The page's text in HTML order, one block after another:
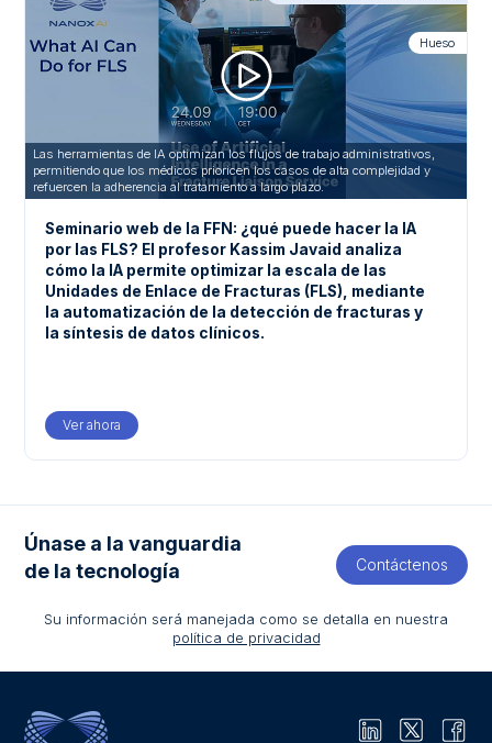
Hueso
Las herramientas de IA optimizan los flujos de trabajo administrativos,
permitiendo que los médicos prioricen los casos de alta complejidad y
refuercen la adherencia al tratamiento a largo plazo.
Seminario web de la FFN: ¿qué puede hacer la IA
por las FLS? El profesor Kassim Javaid analiza
cómo la IA permite optimizar la escala de las
Unidades de Enlace de Fracturas (FLS), mediante
la automatización de la detección de fracturas y
la síntesis de datos clínicos.
Ver ahora
Únase a la vanguardia
de la tecnología
Contáctenos
Su información será manejada como se detalla en nuestra
política de privacidad